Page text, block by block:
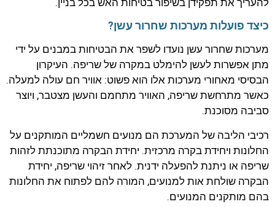
כיצד פועלות מערכות שחרור עשן?
מערכות שחרור עשן נועדו לשפר את הבטיחות במבנים על ידי
מתן אפשרות לעשן להימלט במקרה של שריפה. העיקרון
הבסיסי מאחורי מערכות אלו הוא פשוט: אוויר חם עולה למעלה.
כאשר מתרחשת שריפה, האוויר מתחמם והעשן מצטבר, ויוצר
סביבה מסוכנת.
רכיבי הליבה של המערכת הם מנועים חשמליים המותקנים על
החלונות ויחידת בקרה מרכזית. יחידת הבקרה מתוכנתת לזהות
שריפה או ניתנת להפעלה ידנית. לאחר זיהוי שריפה, יחידת
הבקרה שולחת אות למנועים, המורה להם לפתוח את החלונות
בהם מותקנים המנועים.